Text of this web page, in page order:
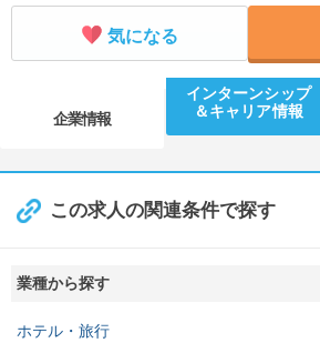
気になる
企業情報
インターンシップ
＆キャリア情報
この求人の関連条件で探す
業種から探す
ホテル・旅行